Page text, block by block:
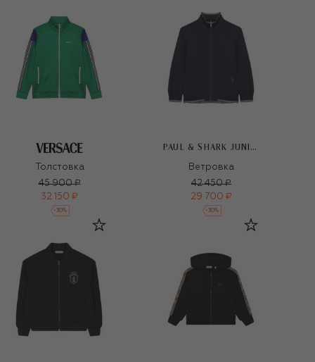
Толстовка
45 900 ₽
32 150 ₽
-30%
PAUL & SHARK JUNIOR
Ветровка
42 450 ₽
29 700 ₽
-30%